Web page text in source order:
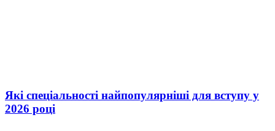
Які спеціальності найпопулярніші для вступу у
2026 році